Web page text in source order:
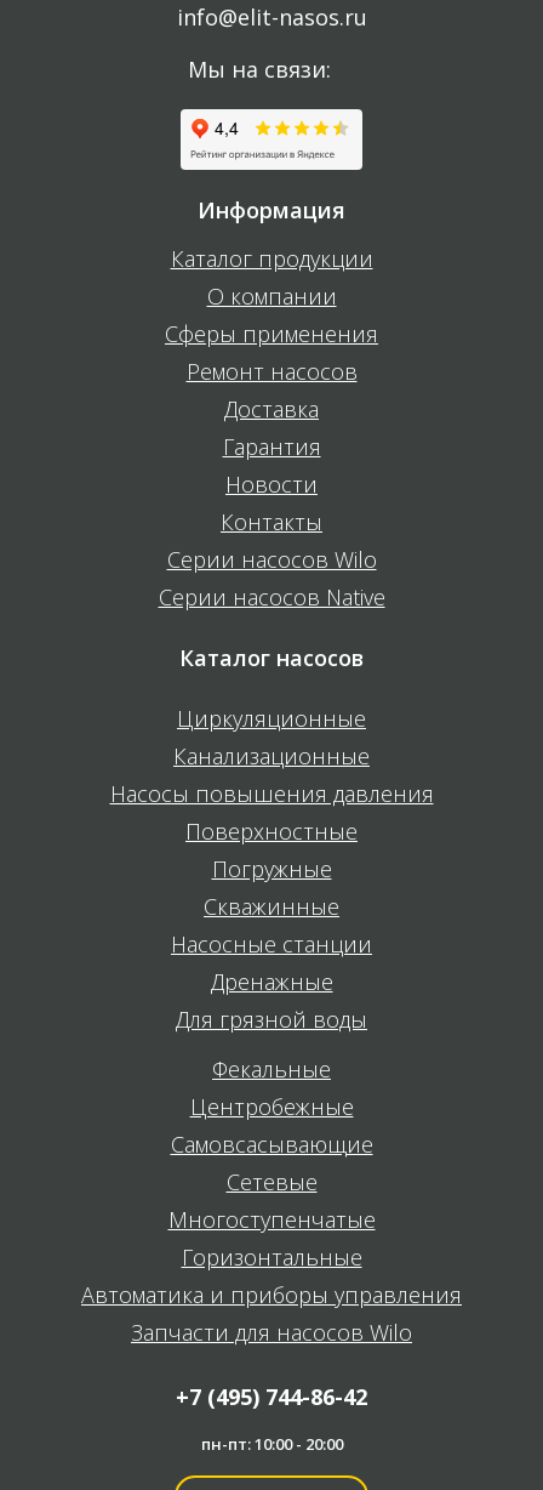
info@elit-nasos.ru
Мы на связи:
Информация
Каталог продукции
О компании
Сферы применения
Ремонт насосов
Доставка
Гарантия
Новости
Контакты
Серии насосов Wilo
Серии насосов Native
Каталог насосов
Циркуляционные
Канализационные
Насосы повышения давления
Поверхностные
Погружные
Скважинные
Насосные станции
Дренажные
Для грязной воды
Фекальные
Центробежные
Самовсасывающие
Сетевые
Многоступенчатые
Горизонтальные
Автоматика и приборы управления
Запчасти для насосов Wilo
+7 (495) 744-86-42
пн-пт: 10:00 - 20:00